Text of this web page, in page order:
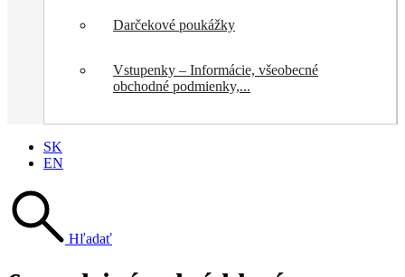
Darčekové poukážky
Vstupenky – Informácie, všeobecné
obchodné podmienky,...
SK
EN
Hľadať